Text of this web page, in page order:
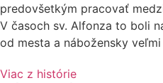
predovšetkým pracovať
V časoch sv. Alfonza to boli
od mesta a nábožensky veľmi
Viac z histórie